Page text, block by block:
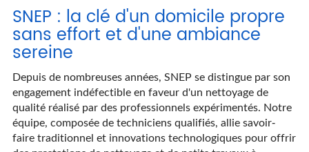
SNEP : la clé d'un domicile propre
sans effort et d'une ambiance
sereine
Depuis de nombreuses années, SNEP se distingue par son
engagement indéfectible en faveur d'un nettoyage de
qualité réalisé par des professionnels expérimentés. Notre
équipe, composée de techniciens qualifiés, allie savoir-
faire traditionnel et innovations technologiques pour offrir